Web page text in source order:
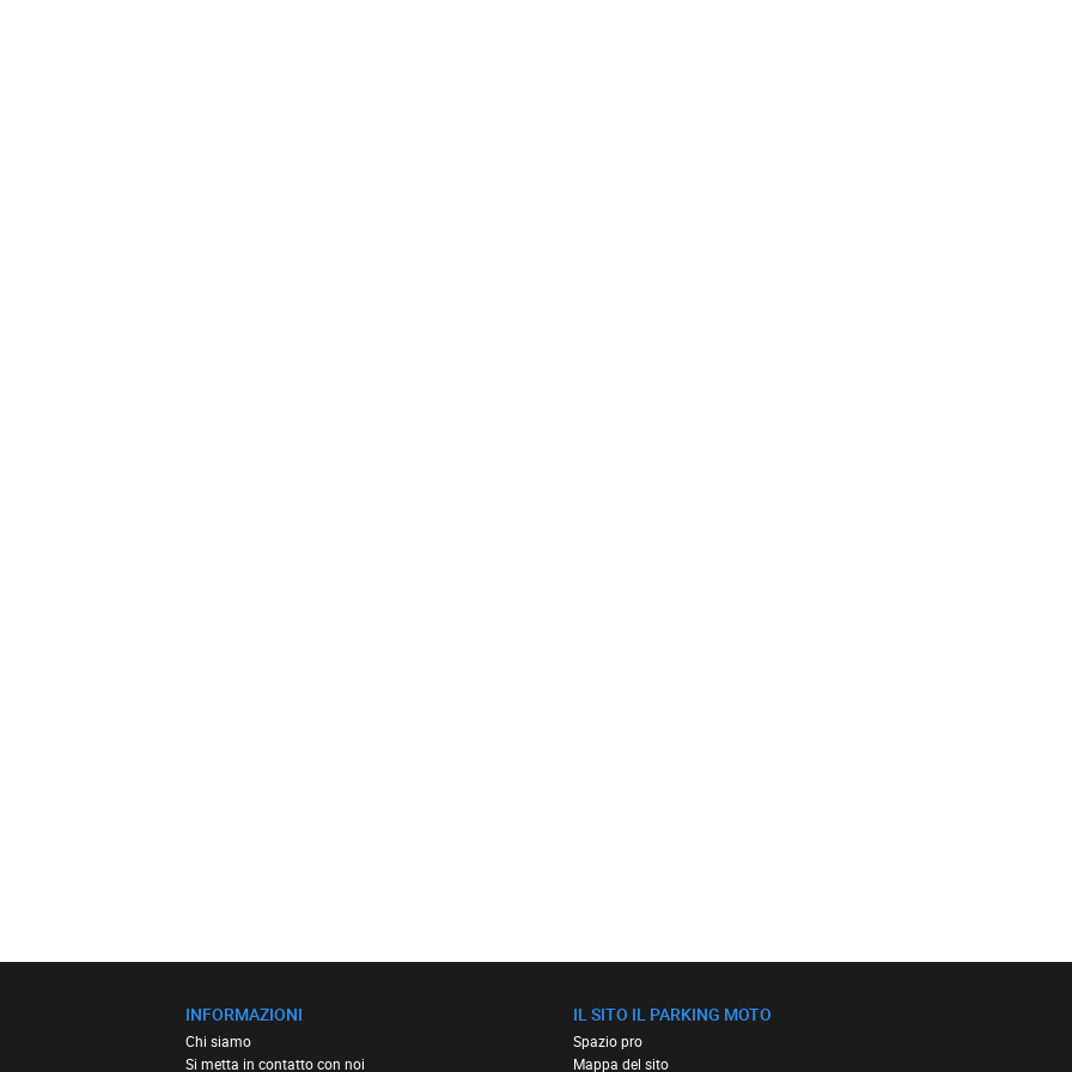
INFORMAZIONI
Chi siamo
Si metta in contatto con noi
IL SITO IL PARKING MOTO
Spazio pro
Mappa del sito